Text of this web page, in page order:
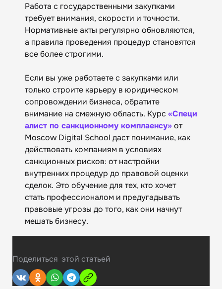
Работа с государственными закупками
требует внимания, скорости и точности.
Нормативные акты регулярно обновляются,
а правила проведения процедур становятся
все более строгими.
Если вы уже работаете с закупками или
только строите карьеру в юридическом
сопровождении бизнеса, обратите
внимание на смежную область. Курс «Специ
алист по санкционному комплаенсу»от
Moscow Digital School даст понимание, как
действовать компаниям в условиях
санкционных рисков: от настройки
внутренних процедур до правовой оценки
сделок. Это обучение для тех, кто хочет
стать профессионалом и предугадывать
правовые угрозы до того, как они начнут
мешать бизнесу.
Поделиться этой статьей